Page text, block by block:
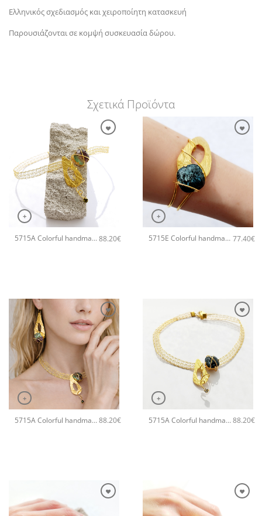
Ελληνικός σχεδιασμός και χειροποίητη κατασκευή
Παρουσιάζονται σε κομψή συσκευασία δώρου.
Σχετικά Προϊόντα
+
5715A Colorful handmade crystal χειροποίητο κολιέ Catherine bijoux Πράσινο88.20€
+
5715E Colorful handmade crystal χειροποίητο βραχιόλι Catherine bijoux Μαύρο 77.40€
+
5715A Colorful handmade crystal χειροποίητο κολιέ Catherine bijoux Γκρι88.20€
+
5715A Colorful handmade crystal χειροποίητο κολιέ Catherine bijoux Μαύρο88.20€